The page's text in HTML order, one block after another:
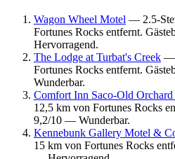
Wagon Wheel Motel — 2.5-
Fortunes Rocks entfernt.
Hervorragend.
The Lodge at Turbat's Creek —
Fortunes Rocks entfernt.
Wunderbar.
Comfort Inn Saco-Old Orchard
12,5 km von Fortunes Rocks
9,2/10 — Wunderbar.
Kennebunk Gallery Motel &
15 km von Fortunes Rocks